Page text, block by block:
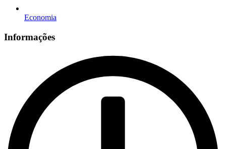
Economia
Informações